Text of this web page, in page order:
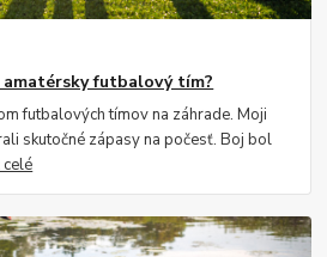
futbalový tím?
futbalových tímov na záhrade. Moji
skutočné zápasy na počesť. Boj bol